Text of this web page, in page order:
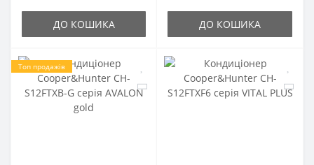
ДО КОШИКА ДО КОШИКА
Топ продажів